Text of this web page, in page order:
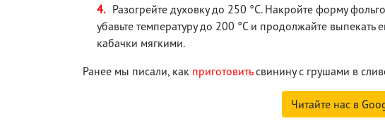
Разогрейте духовку до 250 °C. Накройте форму
убавьте температуру до 200 °C и продолжайте
кабачки мягкими.
Ранее мы писали, как приготовитьсвинину с грушами в
Читайте нас в